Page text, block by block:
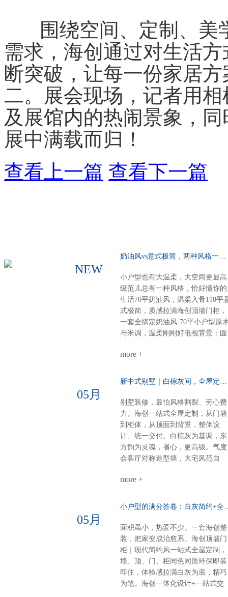
围绕空间、定制、美
需求，海创通过对生活
断突破，让每一份家居
二。展会现场，记者用
及展馆内的热闹景象，
展中满载而归！
查看上一篇 查看下一篇
NEW
小户型也有大温柔，大空间更显高
级范儿总有一种风格，恰好懂你的
生活70平奶油风，温柔入骨110平
式极简，质感拉满海创顶墙门柜，
一套全搞定奶油风·70平小户型原
与米调，温柔刚刚好电视背景：圆
虽小却全，定制柜配套温馨精致整
适感意式极简·110平大户型高级不
计，干净利落沙发背景：奢石点
缀，一眼高级餐厅定制柜：泰国进
口索纳彩系列，质感出众卧室：墙
柜一体化，统一又高级厨房阳台顶
部：博格铝蜂窝大板，内嵌磁吸轨
道与灯具，简约时尚一站式整装，
式高级海创顶墙门柜，全屋一体定
到底
more +
05月
别墅装修，最怕风格割裂、劳心费
力。海创一站式全屋定制，从门墙
到柜体，从顶面到背景，整体设
计、统一交付。白棕灰为基调，东
方韵为灵魂，省心，更高级。气度
会客厅对称造型墙，大宅风范自
而奢华。错层沙发背景，融入中式
意主卧山水画悠然入墙，顶墙一体
空间，亦成画境。雅韵茶室门墙柜
同色配套，线条简洁，材质统一。
煮茶待客，静谧有序，东方生活哲
学尽在其中。细节见匠心全屋顶部
采用博格蜂窝大板，耐潮抗变形，
线性美观。双层空间，整体感再升
more +
05月
面积虽小，热爱不少。一套海创整
装，把家变成治愈系。海创顶墙门
柜｜现代简约风一站式全屋定制，
墙、顶、门、柜同色同质环保即装
即住，体验感拉满白灰为底，精巧
为笔。海创一体化设计+一站式交